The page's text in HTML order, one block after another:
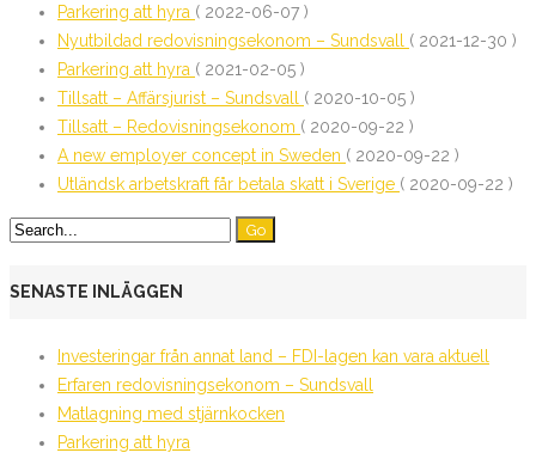
Parkering att hyra ( 2022-06-07 )
Nyutbildad redovisningsekonom – Sundsvall ( 2021-12-30 )
Parkering att hyra ( 2021-02-05 )
Tillsatt – Affärsjurist – Sundsvall ( 2020-10-05 )
Tillsatt – Redovisningsekonom ( 2020-09-22 )
A new employer concept in Sweden ( 2020-09-22 )
Utländsk arbetskraft får betala skatt i Sverige ( 2020-09-22 )
SENASTE INLÄGGEN
Investeringar från annat land – FDI-lagen kan vara aktuell
Erfaren redovisningsekonom – Sundsvall
Matlagning med stjärnkocken
Parkering att hyra